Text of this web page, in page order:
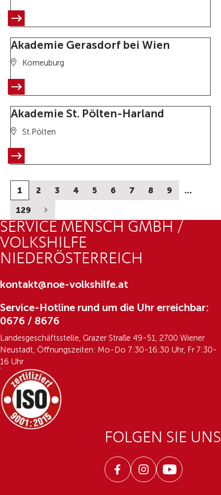
Akademie Gerasdorf bei Wien
Korneuburg
Akademie St. Pölten-Harland
St.Pölten
1 2 3 4 5 6 7 8 9
…
129
SERVICE MENSCH GMBH /
VOLKSHILFE
NIEDERÖSTERREICH
kontakt@noe-volkshilfe.at
Service-Hotline rund um die Uhr erreichbar:
0676 / 8676
Landesgeschäftsstelle, Grazer Straße 49-51, 2700 Wiener
Neustadt, Öffnungszeiten: Mo-Do 7:30-16:30 Uhr, Fr 7:30-
16 Uhr
FOLGEN SIE UNS
FacebookInstagramYoutube